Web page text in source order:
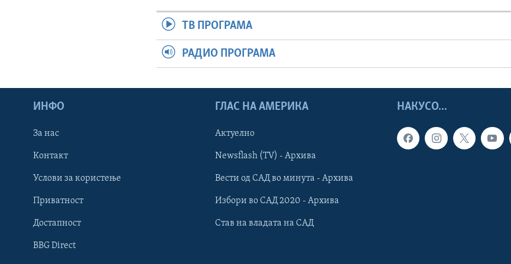
Learning English
НАКУСО...
ТВ ПРОГРАМА
РАДИО ПРОГРАМА
НАКУСО...
ИНФО
За нас
Контакт
Услови за користење
Приватност
Достапност
BBG Direct
ГЛАС НА АМЕРИКА
Актуелно
Newsflash (TV) - Архива
Вести од САД во минута - Архива
Избори во САД 2020 - Архива
Став на владата на САД